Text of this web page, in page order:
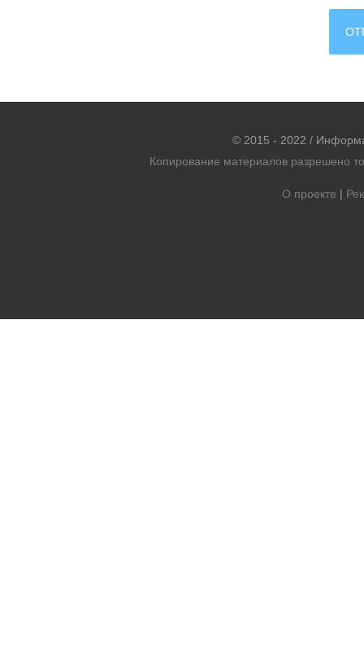
© 2015 - 2022 /
Копирование материалов разрешено
О проекте |